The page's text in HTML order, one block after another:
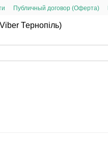
Публичный договор (Оферта)
Тернопіль)